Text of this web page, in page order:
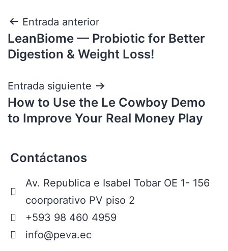
Entrada anterior
LeanBiome — Probiotic for Better
Digestion & Weight Loss!
Entrada siguiente
How to Use the Le Cowboy Demo
to Improve Your Real Money Play
Contáctanos
Av. Republica e Isabel Tobar OE 1- 156
coorporativo PV piso 2
+593 98 460 4959
info@peva.ec